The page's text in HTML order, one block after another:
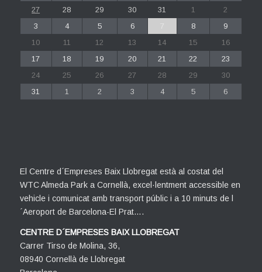
27
28 29 30 31 1
2
3
4 5 6 7 8
9
10
11 12 13 14 15
16
17
18 19 20 21 22
23
24
25 26 27 28 29
30
31
1 2 3 4 5 6
El Centre d´Empreses Baix Llobregat està al costat del
WTC Almeda Park a Cornellà, excel·lentment accessible en
vehicle i comunicat amb transport públic i a 10 minuts de l
´Aeroport de Barcelona-El Prat….
CENTRE D´EMPRESES BAIX LLOBREGAT
Carrer Tirso de Molina, 36,
08940 Cornellà de Llobregat